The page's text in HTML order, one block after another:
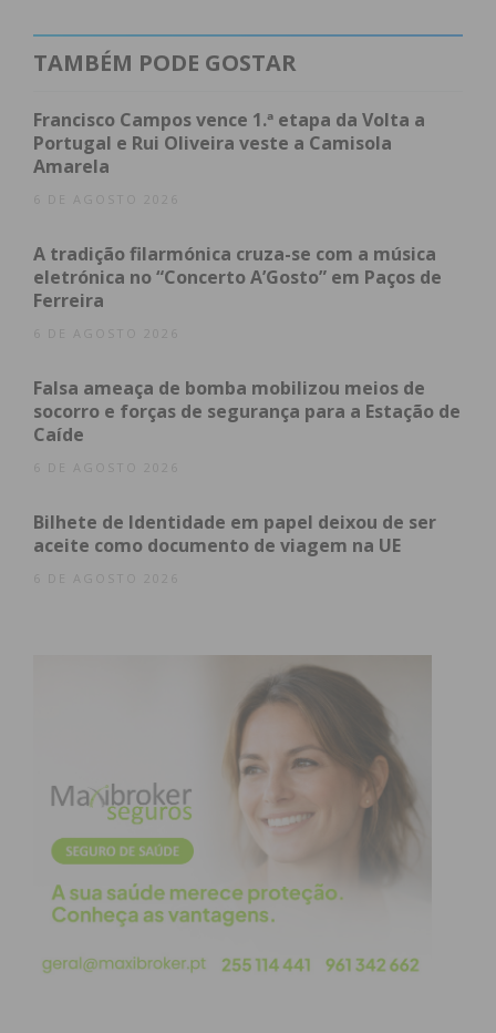
O funeral de Diogo Martins realiza-se esta sexta-
feira, em Vilela, Paredes.
Subscreva a newsletter do
Assine nossa newsletter por e-mail e
obtenha de forma regular a informação
TAMBÉM PODE GOSTAR
Francisco Campos vence 1.ª etapa da Volta a
Portugal e Rui Oliveira veste a Camisola
Amarela
6 DE AGOSTO 2026
A tradição filarmónica cruza-se com a música
eletrónica no “Concerto A’Gosto” em Paços de
Ferreira
6 DE AGOSTO 2026
Falsa ameaça de bomba mobilizou meios de
socorro e forças de segurança para a Estação de
Caíde
6 DE AGOSTO 2026
Bilhete de Identidade em papel deixou de ser
aceite como documento de viagem na UE
6 DE AGOSTO 2026